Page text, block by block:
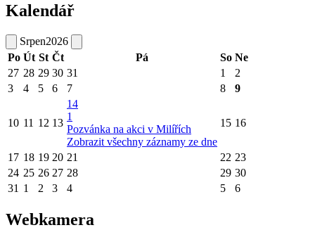
Kalendář
Srpen2026
Po Út St Čt Pá So Ne
27 28 29 30 31 1
2
3
4 5 6 7 8 9
10 11 12 13
14
1
Pozvánka na akci v Milířích
Zobrazit všechny záznamy ze dne
15 16
17 18 19 20 21 22 23
24 25 26 27 28 29 30
31 1 2 3 4 5 6
Webkamera